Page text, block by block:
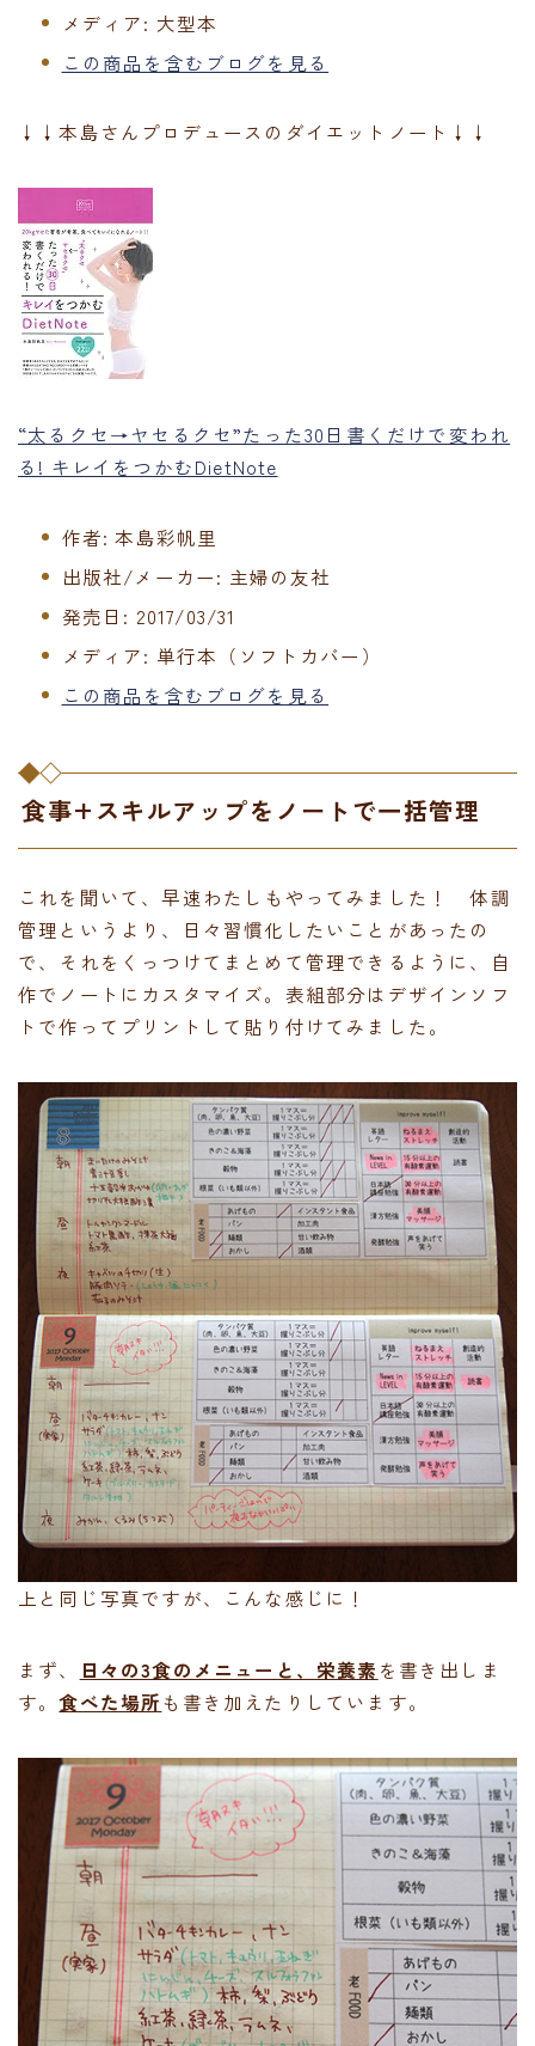
メディア: 大型本
この商品を含むブログを見る
↓↓本島さんプロデュースのダイエットノート↓↓
“太るクセ→ヤセるクセ”たった30日書くだけで変われ
る! キレイをつかむDietNote
作者: 本島彩帆里
出版社/メーカー: 主婦の友社
発売日: 2017/03/31
メディア: 単行本（ソフトカバー）
この商品を含むブログを見る
食事+スキルアップをノートで一括管理
これを聞いて、早速わたしもやってみました！ 体調
管理というより、日々習慣化したいことがあったの
で、それをくっつけてまとめて管理できるように、自
作でノートにカスタマイズ。表組部分はデザインソフ
トで作ってプリントして貼り付けてみました。
上と同じ写真ですが、こんな感じに！
まず、 日々の3食のメニューと、栄養素 を書き出しま
す。食べた場所も書き加えたりしています。